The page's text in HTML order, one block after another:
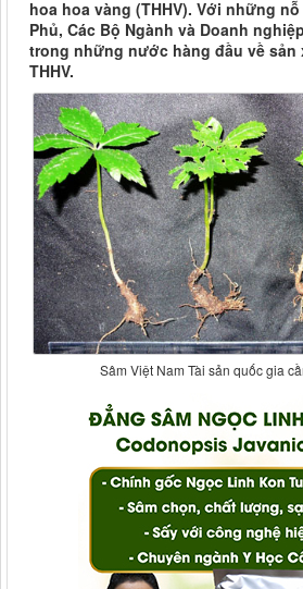
hoa hoa vàng (THHV). Với những
Phủ, Các Bộ Ngành và Doanh
trong những nước hàng đầu về
THHV.
Sâm Việt Nam Tài sản quốc gia